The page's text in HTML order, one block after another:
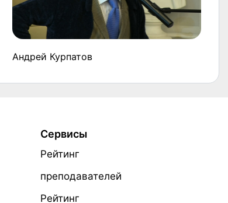
Андрей Курпатов
Сервисы
Рейтинг
преподавателей
Рейтинг